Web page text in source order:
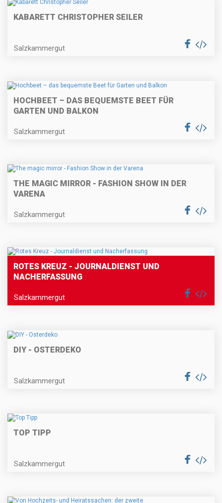
KABARETT CHRISTOPHER SEILER
Salzkammergut
HOCHBEET – DAS BEQUEMSTE BEET FÜR
GARTEN UND BALKON
Salzkammergut
THE MAGIC MIRROR - FASHION SHOW IN DER
VARENA
Salzkammergut
ROTES KREUZ - JOURNALDIENST UND
NACHERFASSUNG
Salzkammergut
DIY - OSTERDEKO
Salzkammergut
TOP TIPP
Salzkammergut